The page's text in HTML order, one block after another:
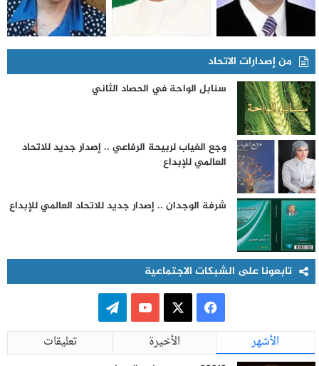
من إصدارات الاتحاد
سنابل الواحة في الحصاد الثاني
وجع الغياب لربيحة الرفاعي .. إصدار جديد للاتحاد
العالمي للإبداع
شرفة الوجدان .. إصدار جديد للاتحاد العالمي للإبداع
تابعونا على الشبكات الاجتماعية
ي
X
Y
ي
الأشهر الأخيرة تعليقات